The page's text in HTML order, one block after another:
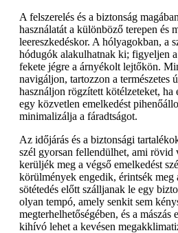
A felszerelés és a biztonság
használatát a különböző terepen és
leereszkedéskor. A hólyagokban, a
hódugók alakulhatnak ki; figyeljen a
fekete jégre a árnyékolt lejtőkön.
navigáljon, tartozzon a természetes
használjon rögzített kötélzeteket, ha
egy közvetlen emelkedést
minimalizálja a fáradtságot.
Az időjárás és a biztonsági
szél gyorsan fellendülhet, ami rövid
kerüljék meg a végső emelkedést
körülmények engedik, érintsék meg
sötétedés előtt szálljanak le egy
olyan tempó, amely senkit sem
megterhelhetőségében, és a
kihívó lehet a kevésen